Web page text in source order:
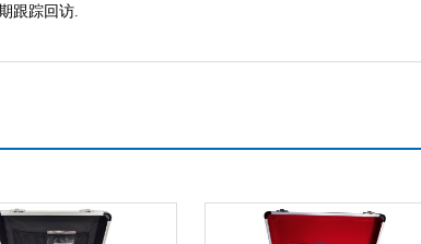
跟踪回访.